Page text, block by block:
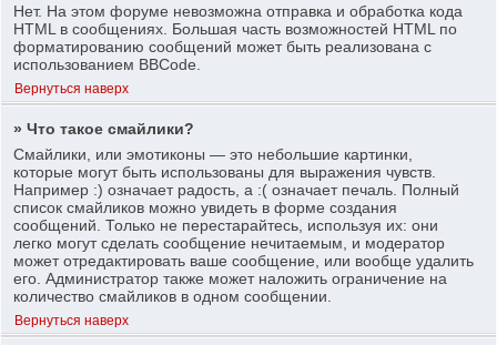
Нет. На этом форуме невозможна отправка и обработка кода
HTML в сообщениях. Большая часть возможностей HTML по
форматированию сообщений может быть реализована с
использованием BBCode.
Вернуться наверх
» Что такое смайлики?
Смайлики, или эмотиконы — это небольшие картинки,
которые могут быть использованы для выражения чувств.
Например :) означает радость, а :( означает печаль. Полный
список смайликов можно увидеть в форме создания
сообщений. Только не перестарайтесь, используя их: они
легко могут сделать сообщение нечитаемым, и модератор
может отредактировать ваше сообщение, или вообще удалить
его. Администратор также может наложить ограничение на
количество смайликов в одном сообщении.
Вернуться наверх